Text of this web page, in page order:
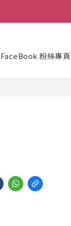
FaceBook 粉絲專頁